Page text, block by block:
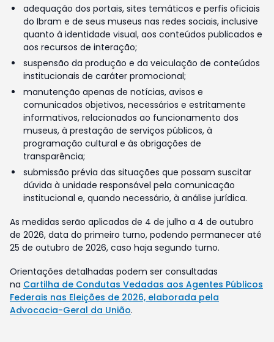
adequação dos portais, sites temáticos e perfis oficiais
do Ibram e de seus museus nas redes sociais, inclusive
quanto à identidade visual, aos conteúdos publicados e
aos recursos de interação;
suspensão da produção e da veiculação de conteúdos
institucionais de caráter promocional;
manutenção apenas de notícias, avisos e
comunicados objetivos, necessários e estritamente
informativos, relacionados ao funcionamento dos
museus, à prestação de serviços públicos, à
programação cultural e às obrigações de
transparência;
submissão prévia das situações que possam suscitar
dúvida à unidade responsável pela comunicação
institucional e, quando necessário, à análise jurídica.
As medidas serão aplicadas de 4 de julho a 4 de outubro
de 2026, data do primeiro turno, podendo permanecer até
25 de outubro de 2026, caso haja segundo turno.
Orientações detalhadas podem ser consultadas
na Cartilha de Condutas Vedadas aos Agentes Públicos
Federais nas Eleições de 2026, elaborada pela
Advocacia-Geral da União.